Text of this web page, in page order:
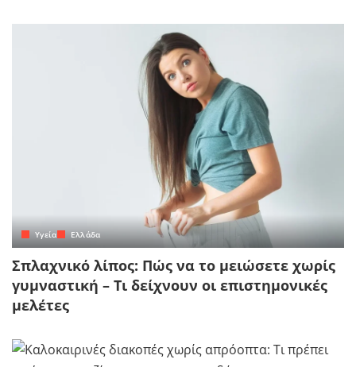
Yγεία Ελλάδα
Σπλαχνικό λίπος: Πώς να το μειώσετε χωρίς
γυμναστική – Τι δείχνουν οι επιστημονικές
μελέτες